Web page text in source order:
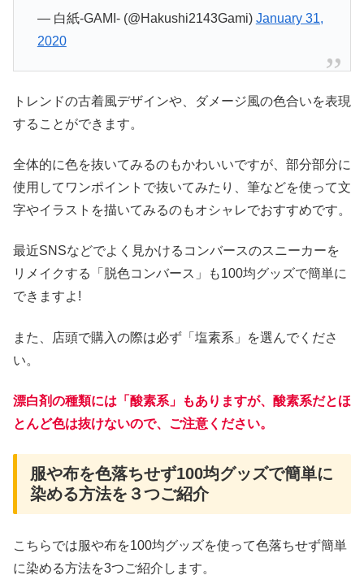
— 白紙-GAMI- (@Hakushi2143Gami) January 31,
2020
トレンドの古着風デザインや、ダメージ風の色合いを表現
することができます。
全体的に色を抜いてみるのもかわいいですが、部分部分に
使用してワンポイントで抜いてみたり、筆などを使って文
字やイラストを描いてみるのもオシャレでおすすめです。
最近SNSなどでよく見かけるコンバースのスニーカーを
リメイクする「脱色コンバース」も100均グッズで簡単に
できますよ!
また、店頭で購入の際は必ず「塩素系」を選んでくださ
い。
漂白剤の種類には「酸素系」もありますが、酸素系だとほ
とんど色は抜けないので、ご注意ください。
服や布を色落ちせず100均グッズで簡単に
染める方法を３つご紹介
こちらでは服や布を100均グッズを使って色落ちせず簡単
に染める方法を3つご紹介します。